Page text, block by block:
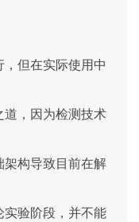
但在实际使用中
道，因为检测技术
架构导致目前在解
实验阶段，并不能